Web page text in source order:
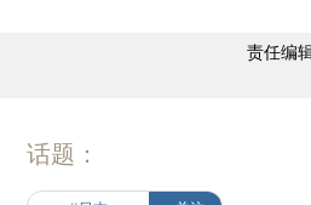
责任编
话题：